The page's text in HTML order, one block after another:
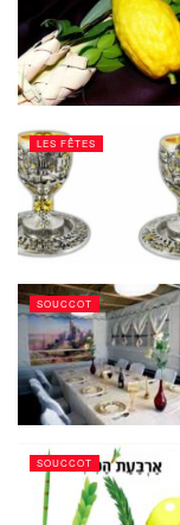
LES FÊTES
SOUCCOT
SOUCCOT